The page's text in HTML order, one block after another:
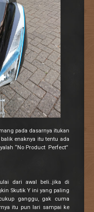
pada dasarnya itukan
enaknya itu tentu ada
“No Product Perfect”
dari awal beli..jika di
Skutik Y ini yang paling
ganggu, gak cuma
itu pun lari sampai ke